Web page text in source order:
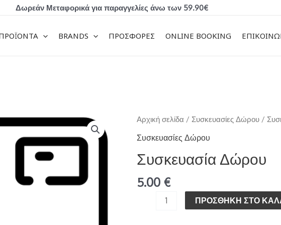
Δωρεάν Μεταφορικά για παραγγελίες άνω των 59.90€
BRANDS ΠΡΟΣΦΟΡΕΣ ONLINE BOOKING
Αρχική σελίδα / Συσκευασίες Δώρου /
Συσκευασίες Δώρου
Συσκευασία Δώρου
5.00 €
Συσκευασία
δώρου
ΠΡΟΣΘΉΚΗ ΣΤΟ